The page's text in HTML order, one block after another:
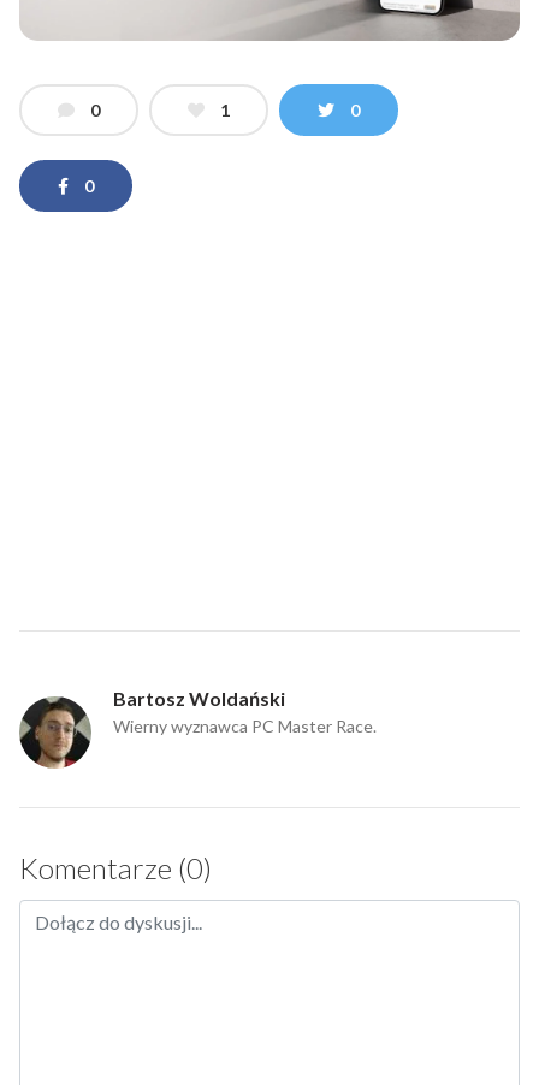
0 1 0
0
Bartosz Woldański
Wierny wyznawca PC Master Race.
Komentarze (0)